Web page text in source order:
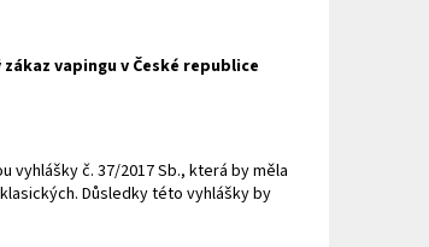
vapingu v České republice
vyhlášky č. 37/2017 Sb., která by měla
Důsledky této vyhlášky by